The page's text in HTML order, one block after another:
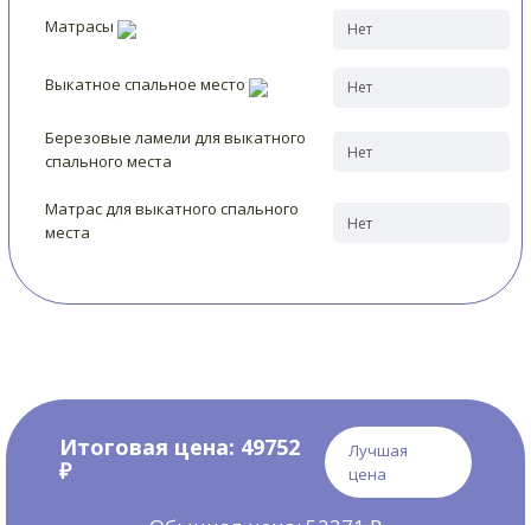
Матрасы
Выкатное спальное место
Березовые ламели для выкатного
спального места
Матрас для выкатного спального
места
Итоговая цена: 49752
₽
Лучшая
цена